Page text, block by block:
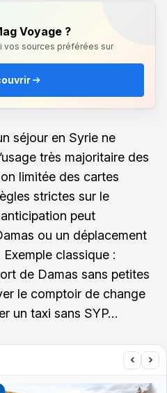
Voyage ?
vos sources préférées sur
séjour en Syrie ne
très majoritaire des
limitée des cartes
strictes sur le
peut
ou un déplacement
classique :
de Damas sans petites
le comptoir de change
un taxi sans SYP…
‹ ›